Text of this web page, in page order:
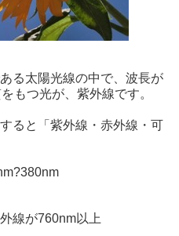
る太陽光線の中で、波長が
もつ光が、紫外線です。
ると「紫外線・赤外線・可
線が760nm以上